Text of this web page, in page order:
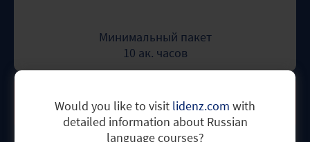
Would you like to visit lidenz.com with
detailed information about Russian
language courses?
Минимальный пакет
10 ак. часов
ЗАПИСАТЬСЯ СЕЙЧАС!